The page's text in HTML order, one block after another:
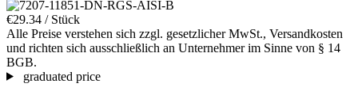
€29.34 / Stück
Alle Preise verstehen sich zzgl. gesetzlicher MwSt., Versandkosten
und richten sich ausschließlich an Unternehmer im Sinne von § 14
BGB.
graduated price